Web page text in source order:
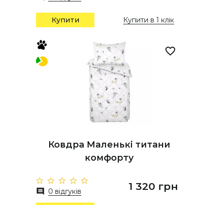
Купити Купити в 1 клік
Ковдра Маленькі титани
комфорту
0 відгуків 1 320 грн